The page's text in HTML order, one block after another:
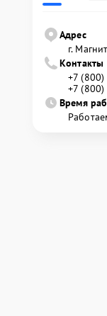
Адрес
г.
Контакты
+7
+7
Время